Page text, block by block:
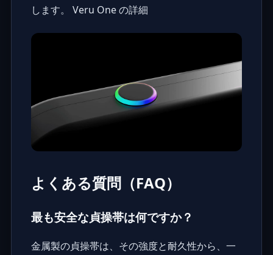
します。 Veru One の詳細
よくある質問（FAQ）
最も安全な貞操帯は何ですか？
金属製の貞操帯は、その強度と耐久性から、一